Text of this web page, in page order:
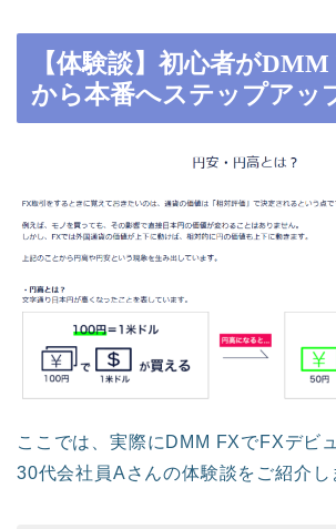
【体験談】初心者が
から本番へステップアッ
ここでは、実際にDMM FXでFXデビ
30代会社員Aさんの体験談をご紹介し